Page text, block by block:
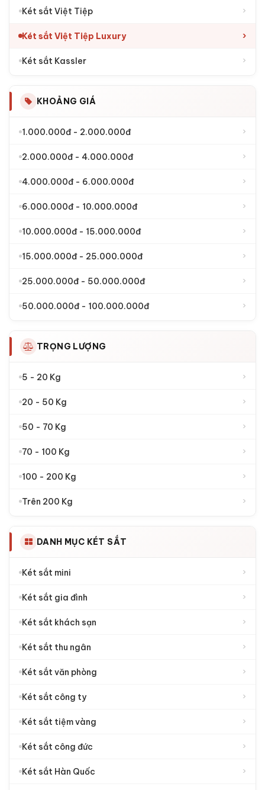
Két sắt Việt Tiệp ›
Két sắt Việt Tiệp Luxury ›
Két sắt Kassler ›
KHOẢNG GIÁ
1.000.000đ - 2.000.000đ ›
2.000.000đ - 4.000.000đ ›
4.000.000đ - 6.000.000đ ›
6.000.000đ - 10.000.000đ ›
10.000.000đ - 15.000.000đ ›
15.000.000đ - 25.000.000đ ›
25.000.000đ - 50.000.000đ ›
50.000.000đ - 100.000.000đ ›
TRỌNG LƯỢNG
5 - 20 Kg ›
20 - 50 Kg ›
50 - 70 Kg ›
70 - 100 Kg ›
100 - 200 Kg ›
Trên 200 Kg ›
DANH MỤC KÉT SẮT
Két sắt mini ›
Két sắt gia đình ›
Két sắt khách sạn ›
Két sắt thu ngân ›
Két sắt văn phòng ›
Két sắt công ty ›
Két sắt tiệm vàng ›
Két sắt công đức ›
Két sắt Hàn Quốc ›